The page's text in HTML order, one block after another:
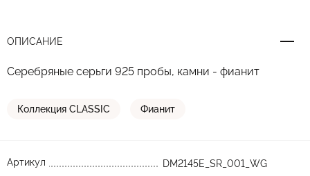
ОПИСАНИЕ
Серебряные серьги 925 пробы, камни - фианит
Коллекция CLASSIC Фианит
Артикул
DM2145E_SR_001_WG